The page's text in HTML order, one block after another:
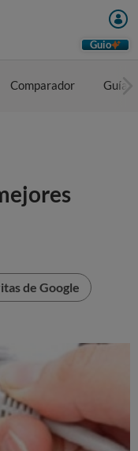
Guio
Comparador Guía
de Google